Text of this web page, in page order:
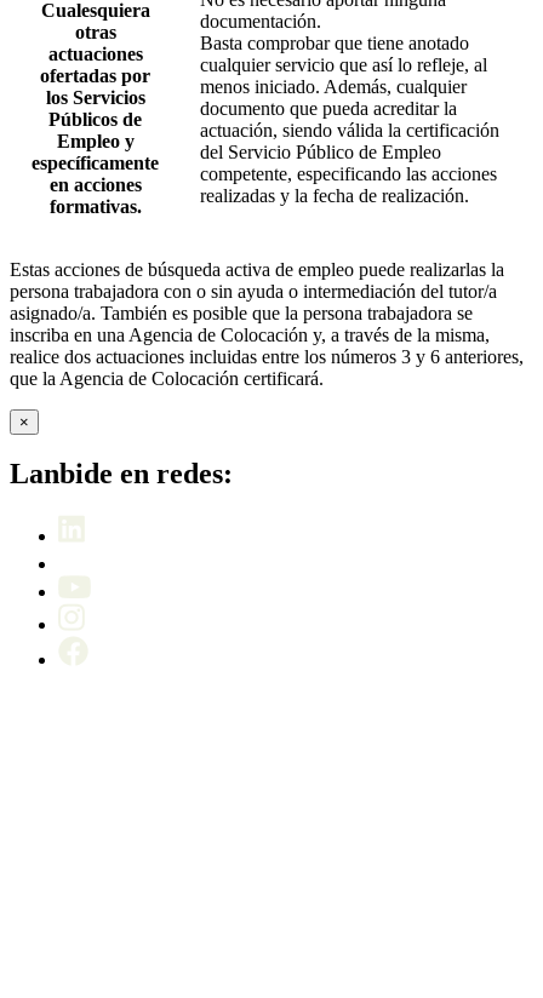
Cualesquiera
otras
actuaciones
ofertadas por
los Servicios
Públicos de
Empleo y
específicamente
en acciones
formativas.
documentación.
Basta comprobar que tiene anotado
cualquier servicio que así lo refleje, al
menos iniciado. Además, cualquier
documento que pueda acreditar la
actuación, siendo válida la certificación
del Servicio Público de Empleo
competente, especificando las acciones
realizadas y la fecha de realización.
Estas acciones de búsqueda activa de empleo puede realizarlas la
persona trabajadora con o sin ayuda o intermediación del tutor/a
asignado/a. También es posible que la persona trabajadora se
inscriba en una Agencia de Colocación y, a través de la misma,
realice dos actuaciones incluidas entre los números 3 y 6 anteriores,
que la Agencia de Colocación certificará.
×
Lanbide en redes: